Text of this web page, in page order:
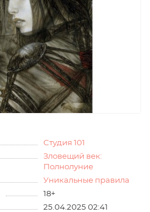
Студия 101
Зловещий век:
Полнолуние
Уникальные правила
18+
25.04.2025 02:41